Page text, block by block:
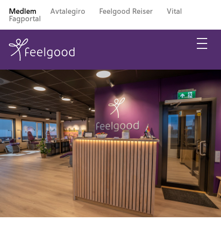
Medlem Avtalegiro Feelgood Reiser Vital
Fagportal